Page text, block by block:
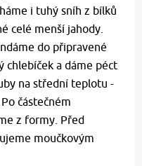
i tuhý sníh z bílků
celé menší jahody.
do připravené
chlebíček a dáme péct
na střední teplotu -
částečném
z formy. Před
moučkovým